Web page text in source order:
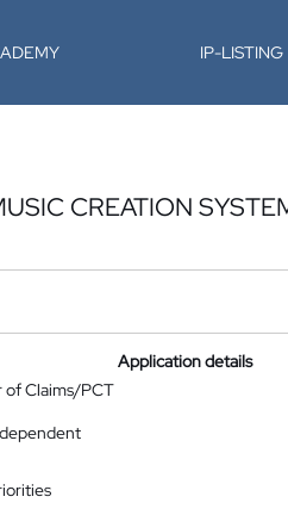
IP-LISTING
CREATION
Application details
of Claims/PCT